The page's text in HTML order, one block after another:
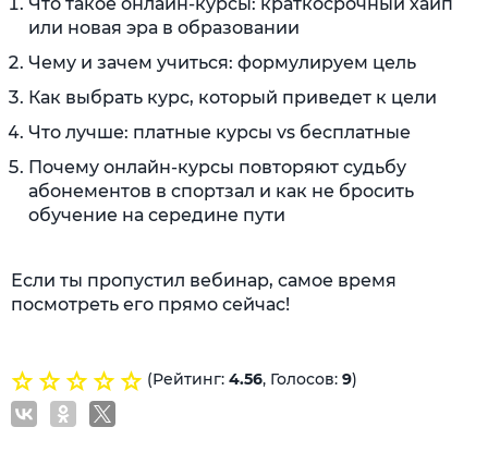
или новая эра в образовании
Чему и зачем учиться: формулируем цель
Как выбрать курс, который приведет к цели
Что лучше: платные курсы vs бесплатные
Почему онлайн-курсы повторяют судьбу
абонементов в спортзал и как не бросить
обучение на середине пути
Если ты пропустил вебинар, самое время
посмотреть его прямо сейчас!
(Рейтинг: 4.56, Голосов: 9)